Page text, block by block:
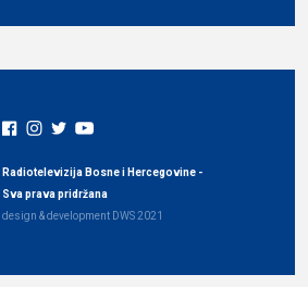
Radiotelevizija Bosne i Hercegovine -
Sva prava pridržana
design & development DWS2021